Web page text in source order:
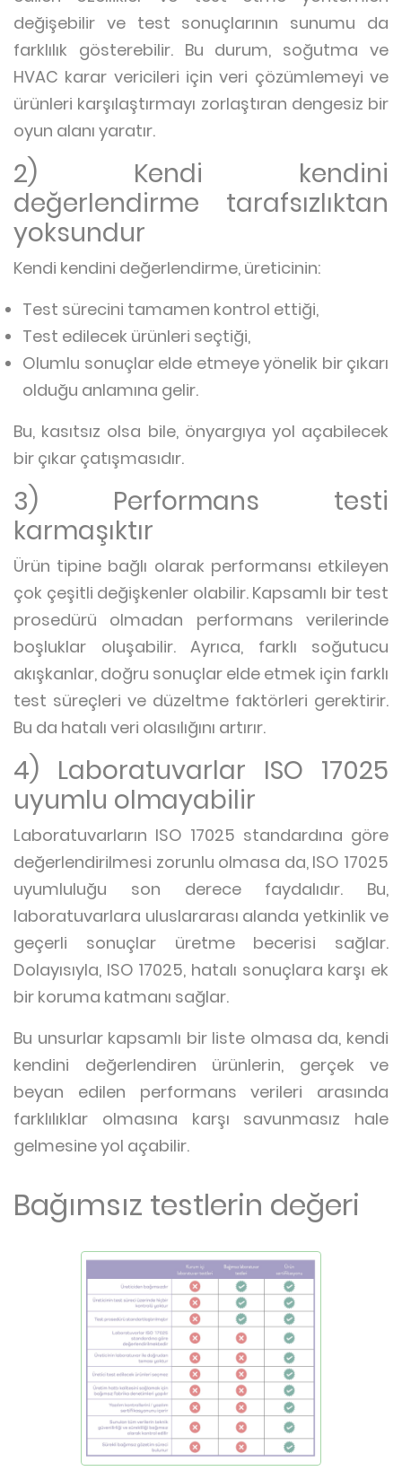
değişebilir ve test sonuçlarının sunumu da
farklılık gösterebilir. Bu durum, soğutma ve
HVAC karar vericileri için veri çözümlemeyi ve
ürünleri karşılaştırmayı zorlaştıran dengesiz bir
oyun alanı yaratır.
2) Kendi kendini
değerlendirme tarafsızlıktan
yoksundur
Kendi kendini değerlendirme, üreticinin:
Test sürecini tamamen kontrol ettiği,
Test edilecek ürünleri seçtiği,
Olumlu sonuçlar elde etmeye yönelik bir çıkarı
olduğu anlamına gelir.
Bu, kasıtsız olsa bile, önyargıya yol açabilecek
bir çıkar çatışmasıdır.
3) Performans testi
karmaşıktır
Ürün tipine bağlı olarak performansı etkileyen
çok çeşitli değişkenler olabilir. Kapsamlı bir test
prosedürü olmadan performans verilerinde
boşluklar oluşabilir. Ayrıca, farklı soğutucu
akışkanlar, doğru sonuçlar elde etmek için farklı
test süreçleri ve düzeltme faktörleri gerektirir.
Bu da hatalı veri olasılığını artırır.
4) Laboratuvarlar ISO 17025
uyumlu olmayabilir
Laboratuvarların ISO 17025 standardına göre
değerlendirilmesi zorunlu olmasa da, ISO 17025
uyumluluğu son derece faydalıdır. Bu,
laboratuvarlara uluslararası alanda yetkinlik ve
geçerli sonuçlar üretme becerisi sağlar.
Dolayısıyla, ISO 17025, hatalı sonuçlara karşı ek
bir koruma katmanı sağlar.
Bu unsurlar kapsamlı bir liste olmasa da, kendi
kendini değerlendiren ürünlerin, gerçek ve
beyan edilen performans verileri arasında
farklılıklar olmasına karşı savunmasız hale
gelmesine yol açabilir.
Bağımsız testlerin değeri